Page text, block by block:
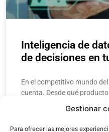
Gestionar
Para ofrecer las mejores
Inteligencia de
de decisiones en
En el competitivo mundo
cuenta. Desde qué
emprendedores y gerentes